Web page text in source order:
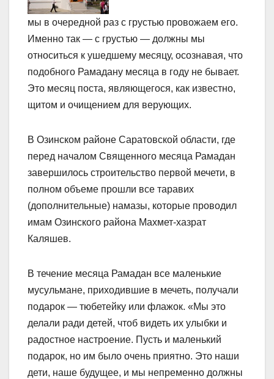
мы в очередной раз с грустью провожаем его.
Именно так — с грустью — должны мы
относиться к ушедшему месяцу, осознавая, что
подобного Рамадану месяца в году не бывает.
Это месяц поста, являющегося, как известно,
щитом и очищением для верующих.
В Озинском районе Саратовской области, где
перед началом Священного месяца Рамадан
завершилось строительство первой мечети, в
полном объеме прошли все таравих
(дополнительные) намазы, которые проводил
имам Озинского района Махмет-хазрат
Каляшев.
В течение месяца Рамадан все маленькие
мусульмане, приходившие в мечеть, получали
подарок — тюбетейку или флажок. «Мы это
делали ради детей, чтоб видеть их улыбки и
радостное настроение. Пусть и маленький
подарок, но им было очень приятно. Это наши
дети, наше будущее, и мы непременно должны